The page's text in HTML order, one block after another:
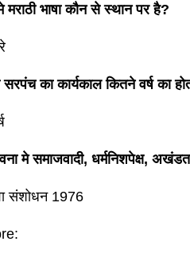
मराठी भाषा कौन से स्थान पर है?
का कार्यकाल कितने वर्ष का
मे समाजवादी, धर्मनिशपेक्ष,
संशोधन 1976